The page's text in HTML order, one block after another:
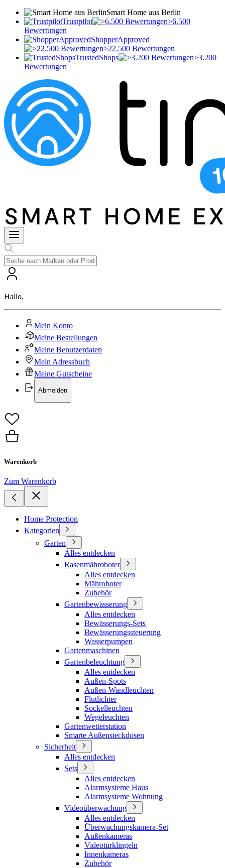
Smart Home aus Berlin
Trustpilot
>6.500
Bewertungen
ShopperApproved
>22.500 Bewertungen
TrustedShops
>3.200
Bewertungen
Hallo,
Mein Konto
Meine Bestellungen
Meine Benutzerdaten
Mein Adressbuch
Meine Gutscheine
Abmelden
Warenkorb
Zum Warenkorb
Home Protection
Kategorien
Garten
Alles entdecken
Rasenmähroboter
Alles entdecken
Mähroboter
Zubehör
Gartenbewässerung
Alles entdecken
Bewässerungs-Sets
Bewässerungssteuerung
Wasserpumpen
Gartenmaschinen
Gartenbeleuchtung
Alles entdecken
Außen-Spots
Außen-Wandleuchten
Flutlichter
Sockelleuchten
Wegeleuchten
Gartenwetterstation
Smarte Außensteckdosen
Sicherheit
Alles entdecken
Sets
Alles entdecken
Alarmsysteme Haus
Alarmsysteme Wohnung
Videoüberwachung
Alles entdecken
Überwachungskamera-Set
Außenkameras
Videotürklingeln
Innenkameras
Zubehör